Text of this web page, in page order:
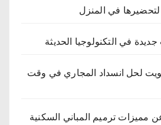
في المنزل
في التكنولوجيا الحديثة
لحل انسداد المجاري في وقت
مميزات ترميم المباني السكنية